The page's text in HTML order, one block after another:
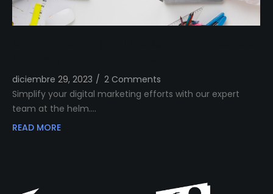
diciembre 29, 2023 / 2 Comments
Simplify your digital marketing efforts with our expert
team at the helm.…
READ MORE